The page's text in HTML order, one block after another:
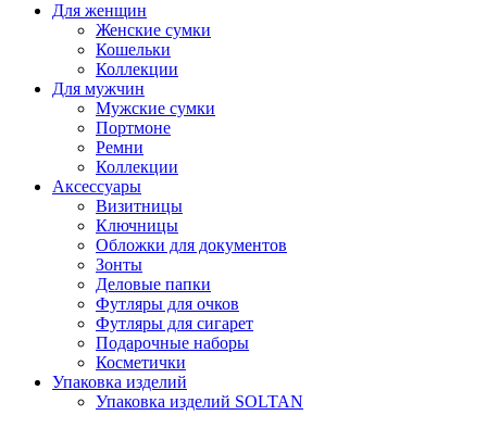
Для женщин
Женские сумки
Кошельки
Коллекции
Для мужчин
Мужские сумки
Портмоне
Ремни
Коллекции
Аксессуары
Визитницы
Ключницы
Обложки для документов
Зонты
Деловые папки
Футляры для очков
Футляры для сигарет
Подарочные наборы
Косметички
Упаковка изделий
Упаковка изделий SOLTAN